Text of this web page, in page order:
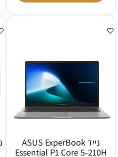
נייד ASUS ExperBook
Essential P1 Core 5-210H